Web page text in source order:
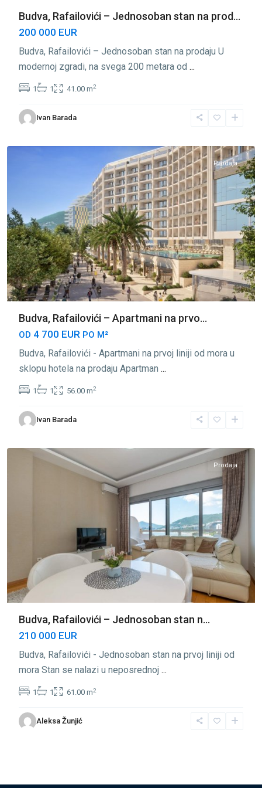
Budva, Rafailovići – Jednosoban stan na prod...
200 000 EUR
Budva, Rafailovići – Jednosoban stan na prodaju U
modernoj zgradi, na svega 200 metara od ...
1 1 41.00 m2
Ivan Barada
Rafailovići,
Prodaja
Budva, Rafailovići – Apartmani na prvo...
OD 4 700 EUR PO M²
Budva, Rafailovići - Apartmani na prvoj liniji od mora u
sklopu hotela na prodaju Apartman ...
1 1 56.00 m2
Ivan Barada
Rafailovići,
Prodaja
Budva, Rafailovići – Jednosoban stan n...
210 000 EUR
Budva, Rafailovići - Jednosoban stan na prvoj liniji od
mora Stan se nalazi u neposrednoj ...
1 1 61.00 m2
Aleksa Žunjić